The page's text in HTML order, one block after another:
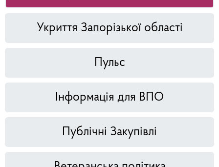
Укриття Запорізької області
Пульс
Інформація для ВПО
Публічні Закупівлі